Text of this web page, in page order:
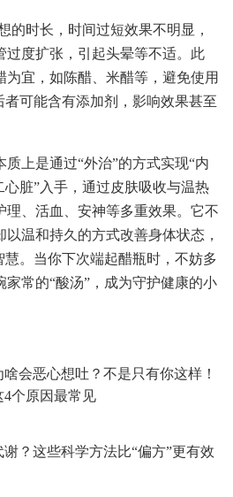
的时长，时间过短效果不明显，
过度扩张，引起头晕等不适。此
宜，如陈醋、米醋等，避免使用
者可能含有添加剂，影响效果甚至
质上是通过“外治”的方式实现“内
脏”入手，通过皮肤吸收与温热
理、活血、安神等多重效果。它不
温和持久的方式改善身体状态，
慧。当你下次端起醋瓶时，不妨多
常的“酸汤”，成为守护健康的小
会恶心想吐？不是只有你这样！
4个原因最常见
谢？这些科学方法比“偏方”更有效